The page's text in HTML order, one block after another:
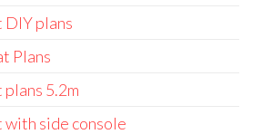
DIY plans
Plans
5.2m
with side console